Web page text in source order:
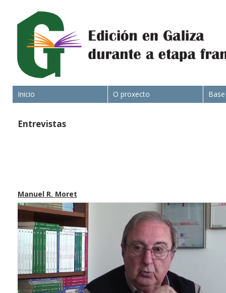
Inicio O proxecto
Entrevistas
Manuel R. Moret